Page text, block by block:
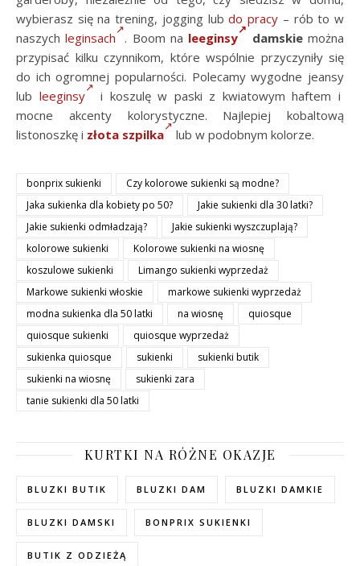
wybierasz się na trening, jogging lubdo pracy – rób to w
naszychleginsach . Boom na leeginsy damskiemożna
przypisać kilku czynnikom, które wspólnie przyczyniły się
do ich ogromnej popularności. Polecamy wygodne jeansy
lub leeginsy
i koszulę w paski z kwiatowym haftem i
mocne akcenty kolorystyczne. Najlepiej kobaltową
listonoszkę i złota szpilka lub w podobnym kolorze.
bonprix sukienki
Czy kolorowe sukienki są modne?
Jaka sukienka dla kobiety po 50?
Jakie sukienki dla 30 latki?
Jakie sukienki odmładzają?
Jakie sukienki wyszczuplają?
kolorowe sukienki
Kolorowe sukienki na wiosnę
koszulowe sukienki
Limango sukienki wyprzedaż
Markowe sukienki włoskie
markowe sukienki wyprzedaż
modna sukienka dla 50 latki
na wiosnę
quiosque
quiosque sukienki
quiosque wyprzedaż
sukienka quiosque
sukienki
sukienki butik
sukienki na wiosnę
sukienki zara
tanie sukienki dla 50 latki
KURTKI NA RÓŻNE OKAZJE
BLUZKI BUTIK BLUZKI DAM BLUZKI DAMKIE
BLUZKI DAMSKI BONPRIX SUKIENKI
BUTIK Z ODZIEŻĄ